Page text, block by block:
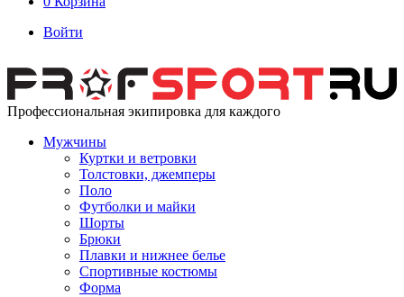
Войти
Профессиональная экипировка для каждого
Мужчины
Куртки и ветровки
Толстовки, джемперы
Поло
Футболки и майки
Шорты
Брюки
Плавки и нижнее белье
Спортивные костюмы
Форма